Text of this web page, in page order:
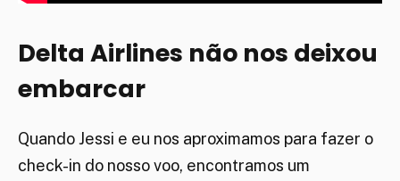
Delta Airlines não nos deixou
embarcar
Quando Jessi e eu nos aproximamos para fazer o
check-in do nosso voo, encontramos um